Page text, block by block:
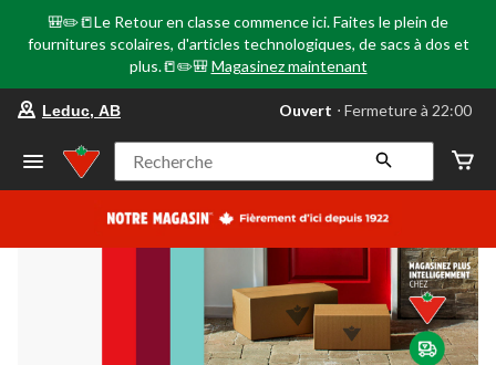
🎒✏️📒Le Retour en classe commence ici. Faites le plein de
fournitures scolaires, d'articles technologiques, de sacs à dos et
plus.📒✏️🎒 Magasinez maintenant
votre
préféré
Leduc,
AB,
courament
Fermeture
à
22:00
cliquer
pour
changer
Leduc, AB Ouvert ⋅ Fermeture à 22:00
Recherche